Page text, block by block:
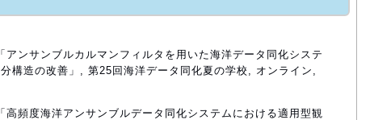
ンサンブルカルマンフィルタを用いた海洋データ同化システ
構造の改善」, 第25回海洋データ同化夏の学校, オンライン,
頻度海洋アンサンブルデータ同化システムにおける適用型観